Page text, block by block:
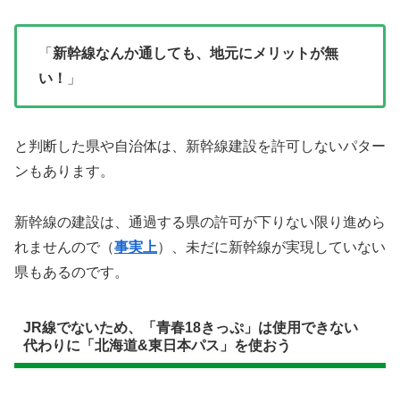
「 新幹線なんか通しても、地元にメリットが無
い！
」
と判断した県や自治体は、新幹線建設を許可しないパター
ンもあります。
新幹線の建設は、通過する県の許可が下りない限り進めら
れませんので（事実上）、未だに新幹線が実現していない
県もあるのです。
JR線でないため、「青春18きっぷ」は使用できない
代わりに「北海道&東日本パス」を使おう